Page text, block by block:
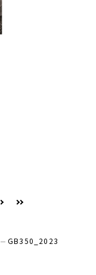
GB350_2023